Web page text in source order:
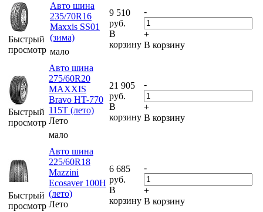
Быстрый
просмотр
Авто шина
235/70R16
Maxxis SS01
(зима)
мало
9 510
руб.
В
корзину
-
+
В корзину
Быстрый
просмотр
Авто шина
275/60R20
MAXXIS
Bravo HT-770
115T (лето)
Лето
мало
21 905
руб.
В
корзину
-
+
В корзину
Быстрый
просмотр
Авто шина
225/60R18
Mazzini
Ecosaver 100H
(лето)
Лето
6 685
руб.
В
корзину
-
+
В корзину